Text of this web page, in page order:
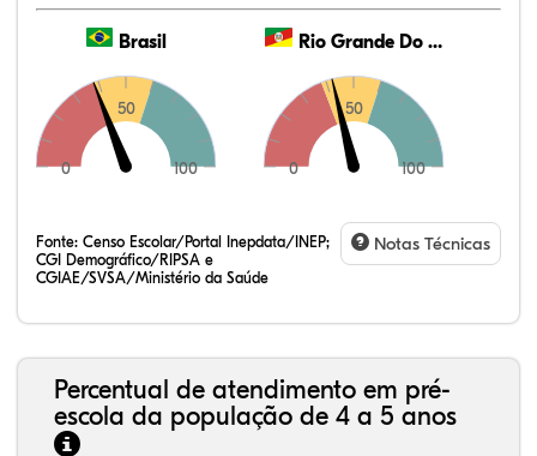
Brasil
0
50
100
Rio Grande Do Sul
0
50
100
Fonte: Censo Escolar/Portal Inepdata/INEP;
CGI Demográfico/RIPSA e
CGIAE/SVSA/Ministério da Saúde
Notas Técnicas
Percentual de atendimento em pré-
escola da população de 4 a 5 anos